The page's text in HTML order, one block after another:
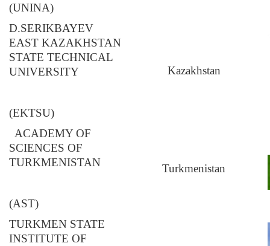
(UNINA)
D.SERIKBAYEV
EAST KAZAKHSTAN
STATE TECHNICAL
UNIVERSITY
(EKTSU)
Kazakhstan
ACADEMY OF
SCIENCES OF
TURKMENISTAN
(AST)
Turkmenistan
TURKMEN STATE
INSTITUTE OF